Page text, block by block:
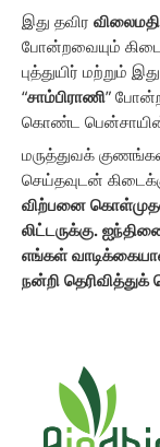
இது தவிர
போன்றவையும்
புத்துயிர் மற்றும்
“சாம்பிராணி”
கொண்ட பென்சாயின்
மருத்துவக்
செய்தவுடன்
விற்பனை
லிட்டருக்கு.
எங்கள்
நன்றி